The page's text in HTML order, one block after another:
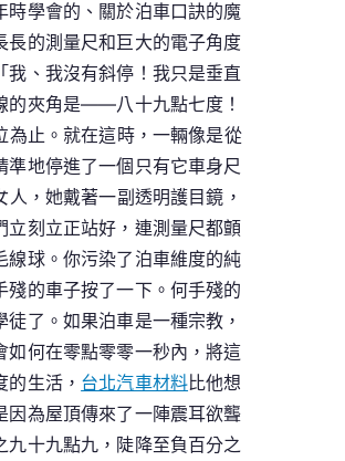
學會的、關於泊車口訣的魔
的測量尺和巨大的電子角度
、我沒有斜停！我只是垂直
的夾角是——八十九點七度！
為止。就在這時，一輛像是從
地停進了一個只有它車身尺
，她戴著一副透明護目鏡，
刻立正站好，連測量尺都顫
球。你污染了泊車維度的純
的車子按了一下。何手殘的
了。如果泊車是一種宗教，
何在零點零零一秒內，將這
生活， 台北汽車材料比他想
為屋頂傳來了一陣震耳欲聾
十九點九，陡降至負百分之